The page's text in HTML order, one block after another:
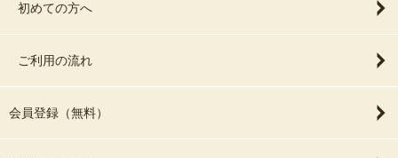
初めての方へ
ご利用の流れ
会員登録（無料）